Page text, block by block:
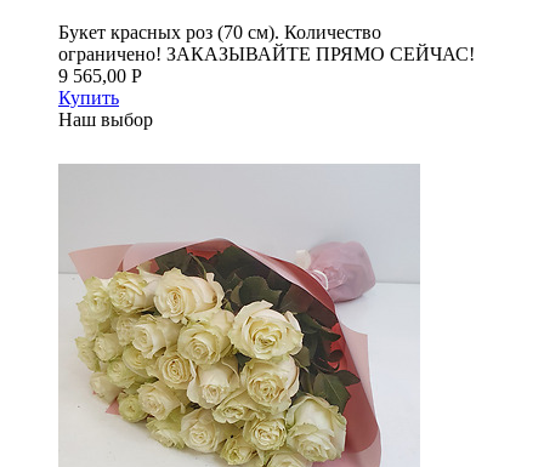
Букет красных роз (70 см). Количество
ограничено! ЗАКАЗЫВАЙТЕ ПРЯМО СЕЙЧАС!
9 565,00 Р
Купить
Наш выбор